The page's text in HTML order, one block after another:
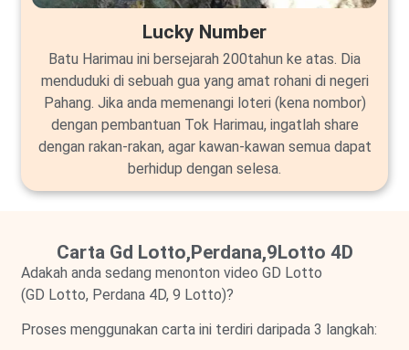
Lucky Number
Batu Harimau ini bersejarah 200tahun ke atas. Dia
menduduki di sebuah gua yang amat rohani di negeri
Pahang. Jika anda memenangi loteri (kena nombor)
dengan pembantuan Tok Harimau, ingatlah share
dengan rakan-rakan, agar kawan-kawan semua dapat
berhidup dengan selesa.
Carta Gd Lotto,Perdana,9Lotto 4D
Adakah anda sedang menonton video GD Lotto
(GD Lotto, Perdana 4D, 9 Lotto)?
Proses menggunakan carta ini terdiri daripada 3 langkah: